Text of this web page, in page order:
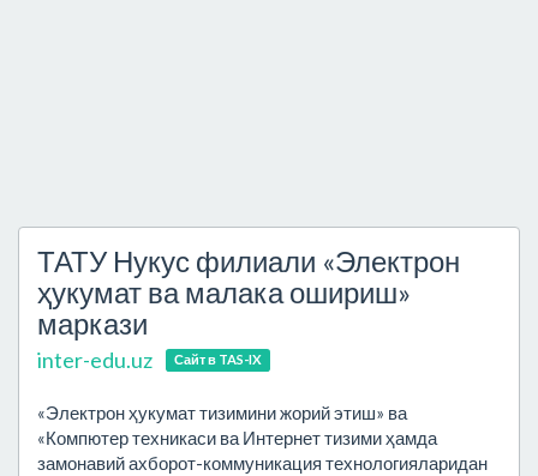
ТАТУ Нукус филиали «Электрон
ҳукумат ва малака ошириш»
маркази
inter-edu.uz Сайт в TAS-IX
«Электрон ҳукумат тизимини жорий этиш» ва
«Компютер техникаси ва Интернет тизими ҳамда
замонавий ахборот-коммуникация технологияларидан